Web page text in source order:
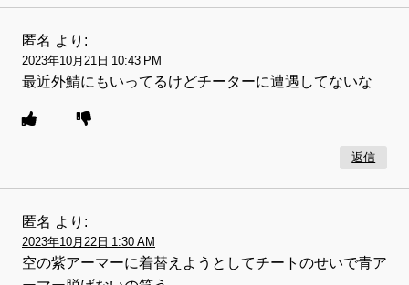
匿名 より:
2023年10月21日 10:43 PM
最近外鯖にもいってるけどチーターに遭遇してないな
返信
匿名 より:
2023年10月22日 1:30 AM
空の紫アーマーに着替えようとしてチートのせいで青ア